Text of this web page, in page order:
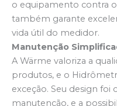
o equipamento contra
também garante
vida útil do medidor.
Manutenção
A Wärme valoriza a
produtos, e o
exceção. Seu design foi
manutenção, e a